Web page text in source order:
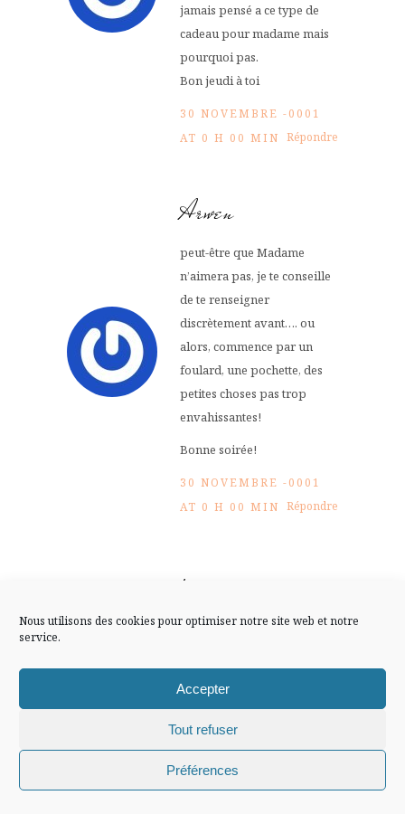
Nous utilisons des cookies pour optimiser notre site web et notre
service.
Accepter
Tout refuser
Préférences
jamais pensé a ce type de
cadeau pour madame mais
pourquoi pas.
Bon jeudi à toi
30 NOVEMBRE -0001
AT 0 H 00 MIN Répondre
Arwen
peut-être que Madame
n’aimera pas, je te conseille
de te renseigner
discrètement avant…. ou
alors, commence par un
foulard, une pochette, des
petites choses pas trop
envahissantes!
Bonne soirée!
30 NOVEMBRE -0001
AT 0 H 00 MIN Répondre
isa
J’aime beaucoup les shoes,
contre, je suis moins adepte
des manteaux !
30 NOVEMBRE -0001
AT 0 H 00 MIN Répondre
FLUX INSTA